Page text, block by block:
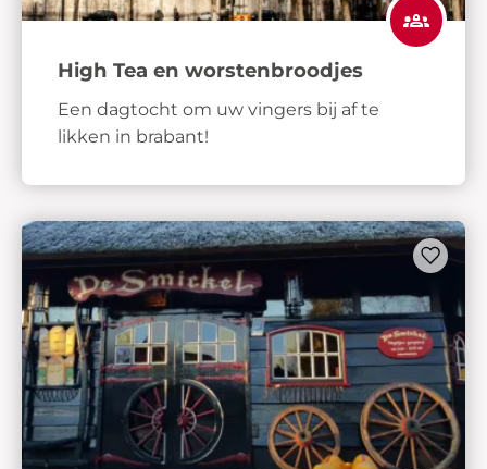
High Tea en worstenbroodjes
Een dagtocht om uw vingers bij af te
likken in brabant!